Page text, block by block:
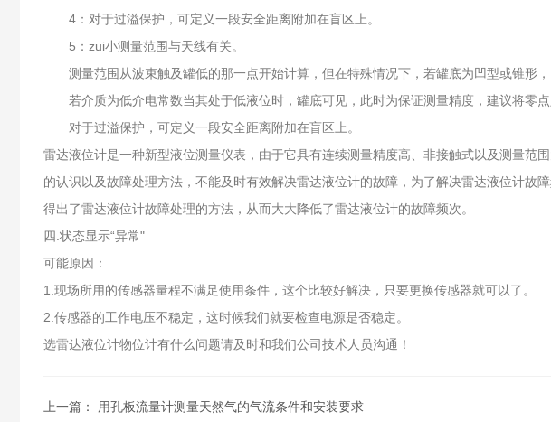
4：对于过溢保护，可定义一段安全距离附加在盲区上。
5：zui小测量范围与天线有关。
测量范围从波束触及罐低的那一点开始计算，但在特殊情况下，若罐底为凹型或锥形，
若介质为低介电常数当其处于低液位时，罐底可见，此时为保证测量精度，建议将零点
对于过溢保护，可定义一段安全距离附加在盲区上。
雷达液位计是一种新型液位测量仪表，由于它具有连续测量精度高、非接触式以及测量
的认识以及故障处理方法，不能及时有效解决雷达液位计的故障，为了解决雷达液位计故
得出了雷达液位计故障处理的方法，从而大大降低了雷达液位计的故障频次。
四.状态显示“异常"
可能原因：
1.现场所用的传感器量程不满足使用条件，这个比较好解决，只要更换传感器就可以了。
2.传感器的工作电压不稳定，这时候我们就要检查电源是否稳定。
选雷达液位计物位计有什么问题请及时和我们公司技术人员沟通！
上一篇：
用孔板流量计测量天然气的气流条件和安装要求